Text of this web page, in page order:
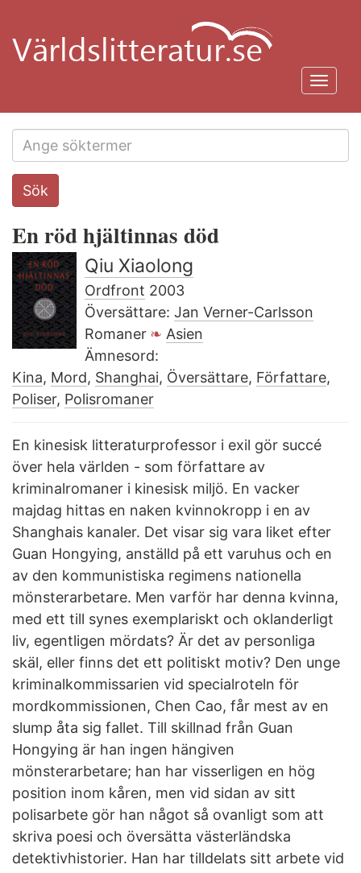
huvudinnehåll
Search
this
Sök
En röd hjältinnas död
Qiu Xiaolong
Ordfront 2003
Översättare: Jan Verner-Carlsson
Romaner
Asien
Ämnesord:
Kina, Mord, Shanghai, Översättare, Författare,
Poliser, Polisromaner
En kinesisk litteraturprofessor i exil gör succé
över hela världen - som författare av
kriminalromaner i kinesisk miljö. En vacker
majdag hittas en naken kvinnokropp i en av
Shanghais kanaler. Det visar sig vara liket efter
Guan Hongying, anställd på ett varuhus och en
av den kommunistiska regimens nationella
mönsterarbetare. Men varför har denna kvinna,
med ett till synes exemplariskt och oklanderligt
liv, egentligen mördats? Är det av personliga
skäl, eller finns det ett politiskt motiv? Den unge
kriminalkommissarien vid specialroteln för
mordkommissionen, Chen Cao, får mest av en
slump åta sig fallet. Till skillnad från Guan
Hongying är han ingen hängiven
mönsterarbetare; han har visserligen en hög
position inom kåren, men vid sidan av sitt
polisarbete gör han något så ovanligt som att
skriva poesi och översätta västerländska
detektivhistorier. Han har tilldelats sitt arbete vid